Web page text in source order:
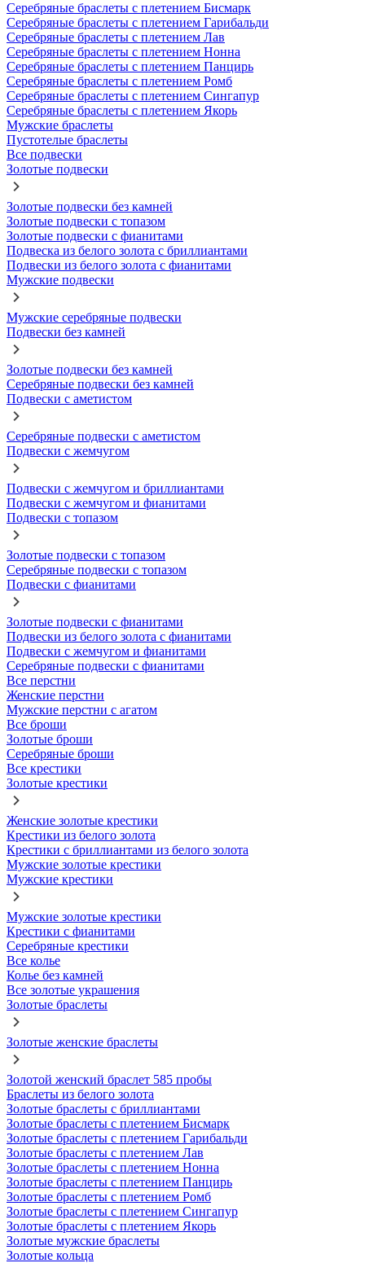
Серебряные браслеты с плетением Бисмарк
Серебряные браслеты с плетением Гарибальди
Серебряные браслеты с плетением Лав
Серебряные браслеты с плетением Нонна
Серебряные браслеты с плетением Панцирь
Серебряные браслеты с плетением Ромб
Серебряные браслеты с плетением Сингапур
Серебряные браслеты с плетением Якорь
Мужские браслеты
Пустотелые браслеты
Все подвески
Золотые подвески
Золотые подвески без камней
Золотые подвески с топазом
Золотые подвески с фианитами
Подвеска из белого золота с бриллиантами
Подвески из белого золота с фианитами
Мужские подвески
Мужские серебряные подвески
Подвески без камней
Золотые подвески без камней
Серебряные подвески без камней
Подвески с аметистом
Серебряные подвески с аметистом
Подвески с жемчугом
Подвески с жемчугом и бриллиантами
Подвески с жемчугом и фианитами
Подвески с топазом
Золотые подвески с топазом
Серебряные подвески с топазом
Подвески с фианитами
Золотые подвески с фианитами
Подвески из белого золота с фианитами
Подвески с жемчугом и фианитами
Серебряные подвески с фианитами
Все перстни
Женские перстни
Мужские перстни с агатом
Все броши
Золотые броши
Серебряные броши
Все крестики
Золотые крестики
Женские золотые крестики
Крестики из белого золота
Крестики с бриллиантами из белого золота
Мужские золотые крестики
Мужские крестики
Мужские золотые крестики
Крестики с фианитами
Серебряные крестики
Все колье
Колье без камней
Все золотые украшения
Золотые браслеты
Золотые женские браслеты
Золотой женский браслет 585 пробы
Браслеты из белого золота
Золотые браслеты с бриллиантами
Золотые браслеты с плетением Бисмарк
Золотые браслеты с плетением Гарибальди
Золотые браслеты с плетением Лав
Золотые браслеты с плетением Нонна
Золотые браслеты с плетением Панцирь
Золотые браслеты с плетением Ромб
Золотые браслеты с плетением Сингапур
Золотые браслеты с плетением Якорь
Золотые мужские браслеты
Золотые кольца